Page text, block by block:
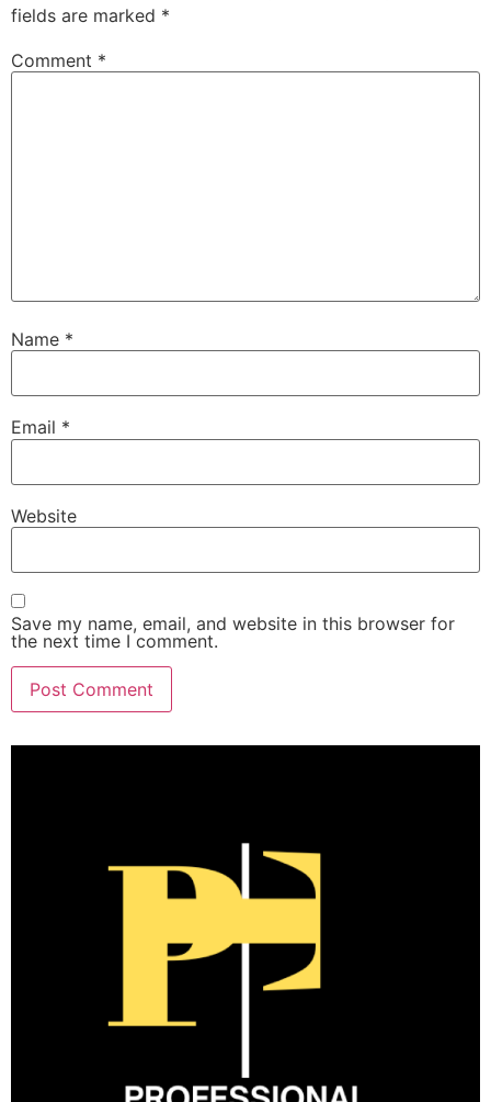
fields are marked *
Comment *
Name *
Email *
Website
Save my name, email, and website in this browser for
the next time I comment.